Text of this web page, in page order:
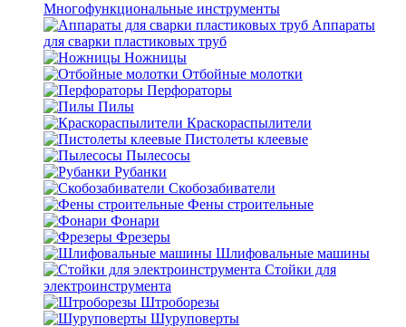
Многофункциональные инструменты
Аппараты
для сварки пластиковых труб
Ножницы
Отбойные молотки
Перфораторы
Пилы
Краскораспылители
Пистолеты клеевые
Пылесосы
Рубанки
Скобозабиватели
Фены строительные
Фонари
Фрезеры
Шлифовальные машины
Стойки для
электроинструмента
Штроборезы
Шуруповерты